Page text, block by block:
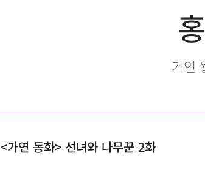
가연
<가연 동화> 선녀와 나무꾼 2화